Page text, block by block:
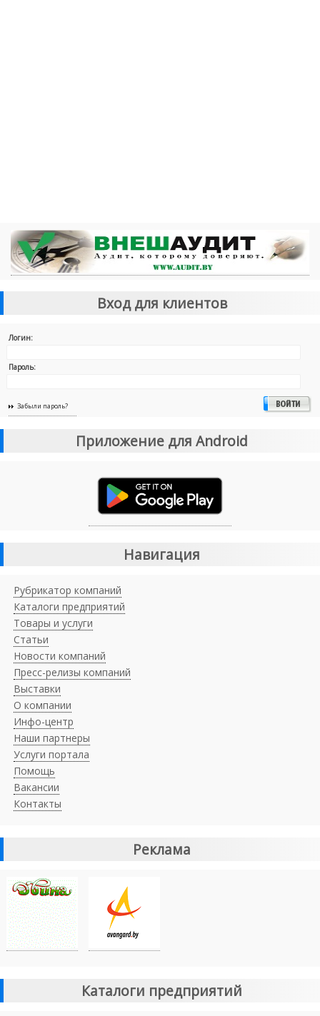
Вход для клиентов
Логин:
Пароль:
Забыли пароль?
Приложение для Android
Навигация
Рубрикатор компаний
Каталоги предприятий
Товары и услуги
Статьи
Новости компаний
Пресс-релизы компаний
Выставки
О компании
Инфо-центр
Наши партнеры
Услуги портала
Помощь
Вакансии
Контакты
Реклама
Каталоги предприятий